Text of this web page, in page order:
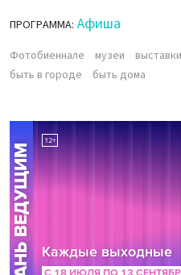
ПРОГРАММА: Афиша
Фотобиеннале музеи выставки
быть в городе
быть дома